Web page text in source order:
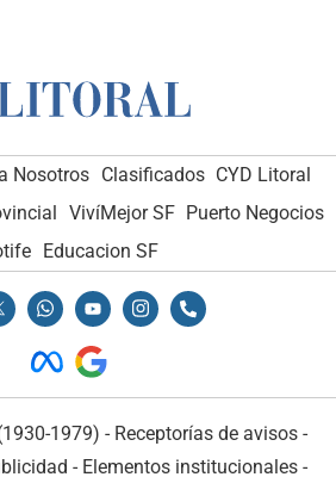
Nosotros Clasificados CYD Litoral
VivíMejor SF Puerto Negocios
Educacion SF
1979) - Receptorías de avisos -
- Elementos institucionales-